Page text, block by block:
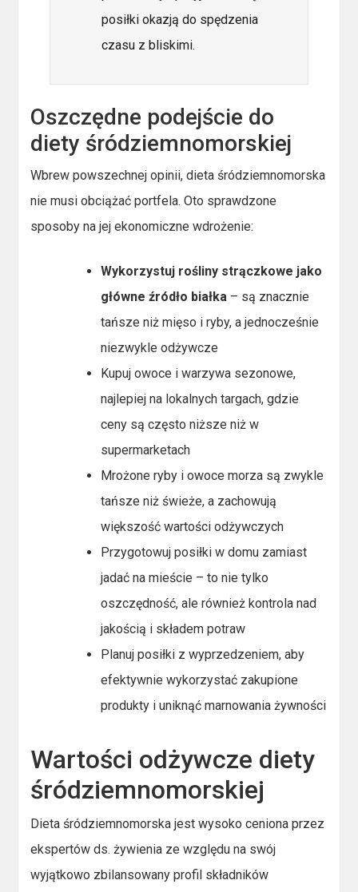
posiłki okazją do spędzenia
czasu z bliskimi.
Oszczędne podejście do
diety śródziemnomorskiej
Wbrew powszechnej opinii, dieta śródziemnomorska
nie musi obciążać portfela. Oto sprawdzone
sposoby na jej ekonomiczne wdrożenie:
Wykorzystuj rośliny strączkowe jako
główne źródło białka – są znacznie
tańsze niż mięso i ryby, a jednocześnie
niezwykle odżywcze
Kupuj owoce i warzywa sezonowe,
najlepiej na lokalnych targach, gdzie
ceny są często niższe niż w
supermarketach
Mrożone ryby i owoce morza są zwykle
tańsze niż świeże, a zachowują
większość wartości odżywczych
Przygotowuj posiłki w domu zamiast
jadać na mieście – to nie tylko
oszczędność, ale również kontrola nad
jakością i składem potraw
Planuj posiłki z wyprzedzeniem, aby
efektywnie wykorzystać zakupione
produkty i uniknąć marnowania żywności
Wartości odżywcze diety
śródziemnomorskiej
Dieta śródziemnomorska jest wysoko ceniona przez
ekspertów ds. żywienia ze względu na swój
wyjątkowo zbilansowany profil składników